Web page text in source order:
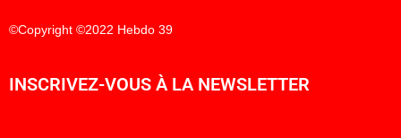
©Copyright ©2022 Hebdo 39
INSCRIVEZ-VOUS À LA NEWSLETTER